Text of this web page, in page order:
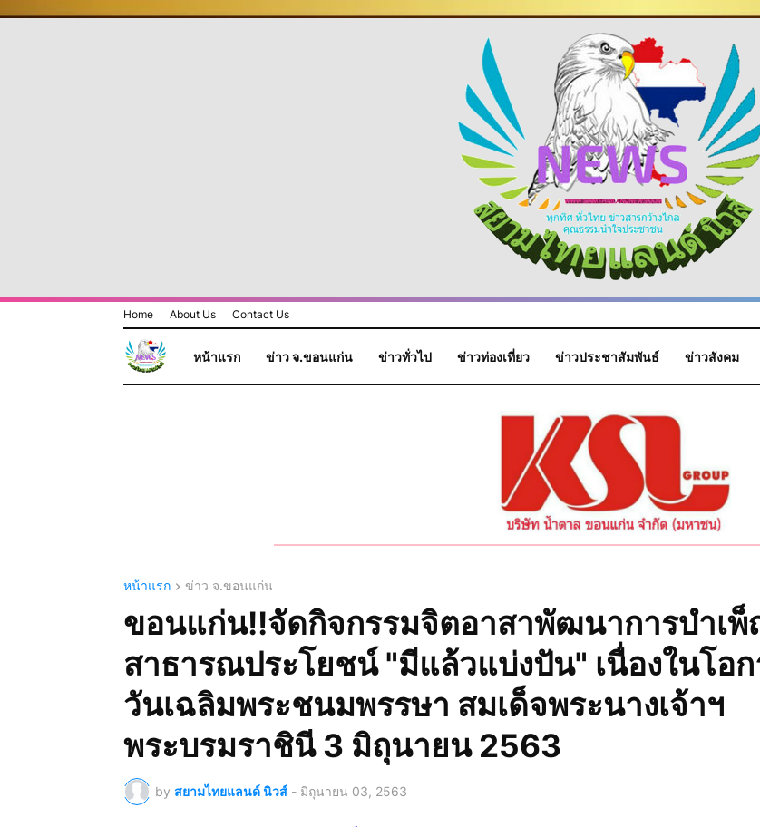
Home About Us Contact Us
หน้าแรก ข่าว จ.ขอนแก่น ข่าวทั่วไป ข่าวท่องเที่ยว ข่าวประชาสัมพันธ์ ข่าวสังคม
หน้าแรก ข่าว จ.ขอนแก่น
ขอนแก่น!!จัดกิจกรรมจิตอาสาพัฒนาการบำเ
สาธารณประโยชน์ "มีแล้วแบ่งปัน" เนื่องในโอ
วันเฉลิมพระชนมพรรษา สมเด็จพระนางเจ้าฯ
พระบรมราชินี 3 มิถุนายน 2563
by สยามไทยแลนด์ นิวส์ - มิถุนายน 03, 2563